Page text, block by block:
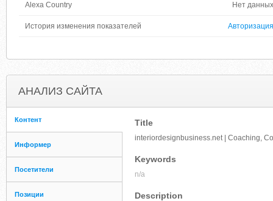
Alexa Country Нет данных
История изменения показателей Авторизация
АНАЛИЗ САЙТА
Контент
Информер
Посетители
Позиции
Title
interiordesignbusiness.net | Coaching,
Keywords
n/a
Description